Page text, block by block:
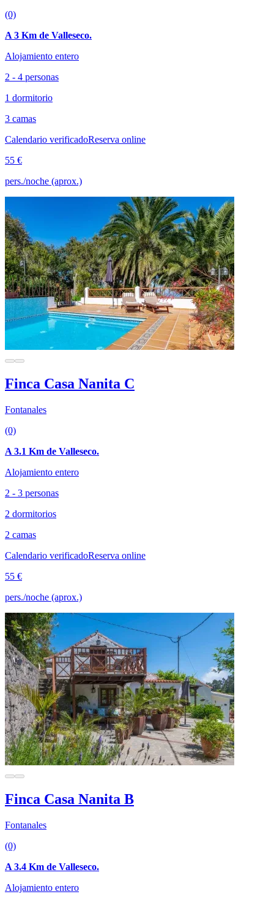
(0)
A 3 Km de Valleseco.
Alojamiento entero
2 - 4 personas
1 dormitorio
3 camas
Calendario verificadoReserva online
55 €
pers./noche (aprox.)
Finca Casa Nanita C
Fontanales
(0)
A 3.1 Km de Valleseco.
Alojamiento entero
2 - 3 personas
2 dormitorios
2 camas
Calendario verificadoReserva online
55 €
pers./noche (aprox.)
Finca Casa Nanita B
Fontanales
(0)
A 3.4 Km de Valleseco.
Alojamiento entero